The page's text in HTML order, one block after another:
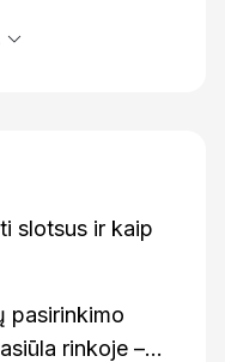
slotsus ir kaip
pasirinkimo
rinkoje –